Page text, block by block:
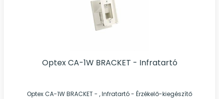
Optex CA-1W BRACKET - Infratartó
Optex CA-1W BRACKET - , Infratartó - Érzékelő-kiegészítő